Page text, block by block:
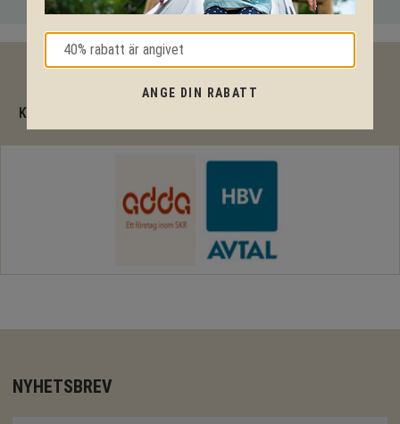
40% rabatt
KPLN Design är en komplett RAM-avtalsleverantör
NYHETSBREV
ANGE DIN RABATT